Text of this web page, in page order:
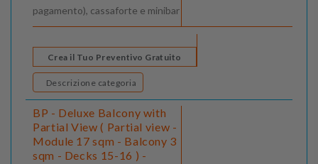
pagamento), cassaforte e minibar
Crea il Tuo Preventivo Gratuito
Descrizione categoria
BP - Deluxe Balcony with
Partial View ( Partial view -
Module 17 sqm - Balcony 3
sqm - Decks 15-16 ) -